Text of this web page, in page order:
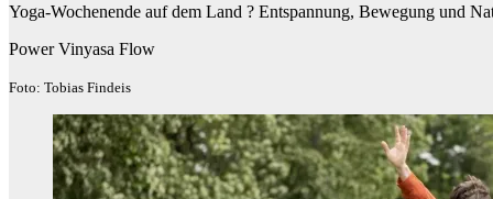
Yoga-Wochenende auf dem Land ? Entspannung, Bewegung und
Power Vinyasa Flow
Foto: Tobias Findeis